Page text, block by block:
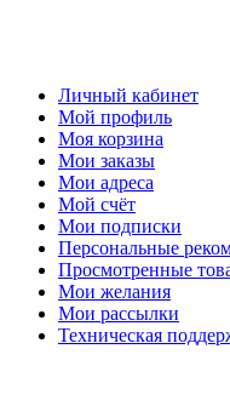
Личный кабинет
Мой профиль
Моя корзина
Мои заказы
Мои адреса
Мой счёт
Мои подписки
Персональные
Просмотренные
Мои желания
Мои рассылки
Техническая